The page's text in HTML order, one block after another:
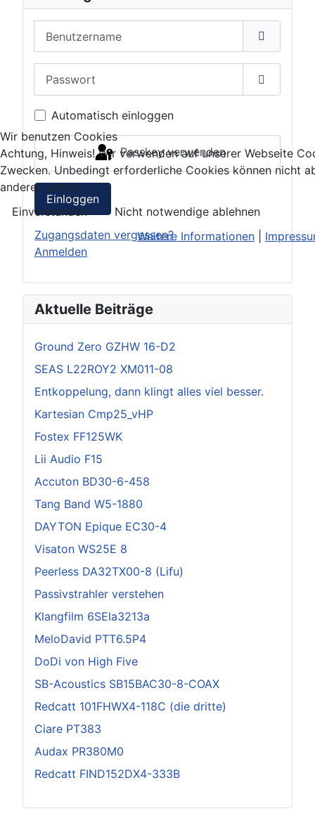
Passwort
Automatisch einloggen
Passkey verwenden
Einloggen
Zugangsdaten vergessen?
Anmelden
Aktuelle Beiträge
Ground Zero GZHW 16-D2
SEAS L22ROY2 XM011-08
Entkoppelung, dann klingt alles viel besser.
Kartesian Cmp25_vHP
Fostex FF125WK
Lii Audio F15
Accuton BD30-6-458
Tang Band W5-1880
DAYTON Epique EC30-4
Visaton WS25E 8
Peerless DA32TX00-8 (Lifu)
Passivstrahler verstehen
Klangfilm 6SEla3213a
MeloDavid PTT6.5P4
DoDi von High Five
SB-Acoustics SB15BAC30-8-COAX
Redcatt 101FHWX4-118C (die dritte)
Ciare PT383
Audax PR380M0
Redcatt FIND152DX4-333B
Wir benutzen Cookies
Achtung, Hinweis! Wir verwenden auf unserer Webseite
Zwecken. Unbedingt erforderliche Cookies können nicht
anderen schon.
Einverstanden
Nicht notwendige ablehnen
Weitere Informationen